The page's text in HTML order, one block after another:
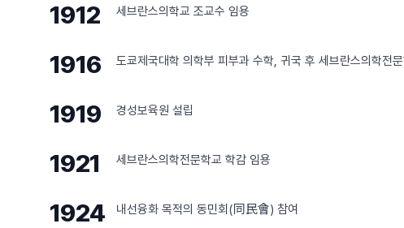
1912 세브란스의학교 조교수 임용
1916 도쿄제국대학 의학부 피부과 수학, 귀국 후 세브란스의학전
1919 경성보육원 설립
1921 세브란스의학전문학교 학감 임용
1924 내선융화 목적의 동민회(同民會) 참여